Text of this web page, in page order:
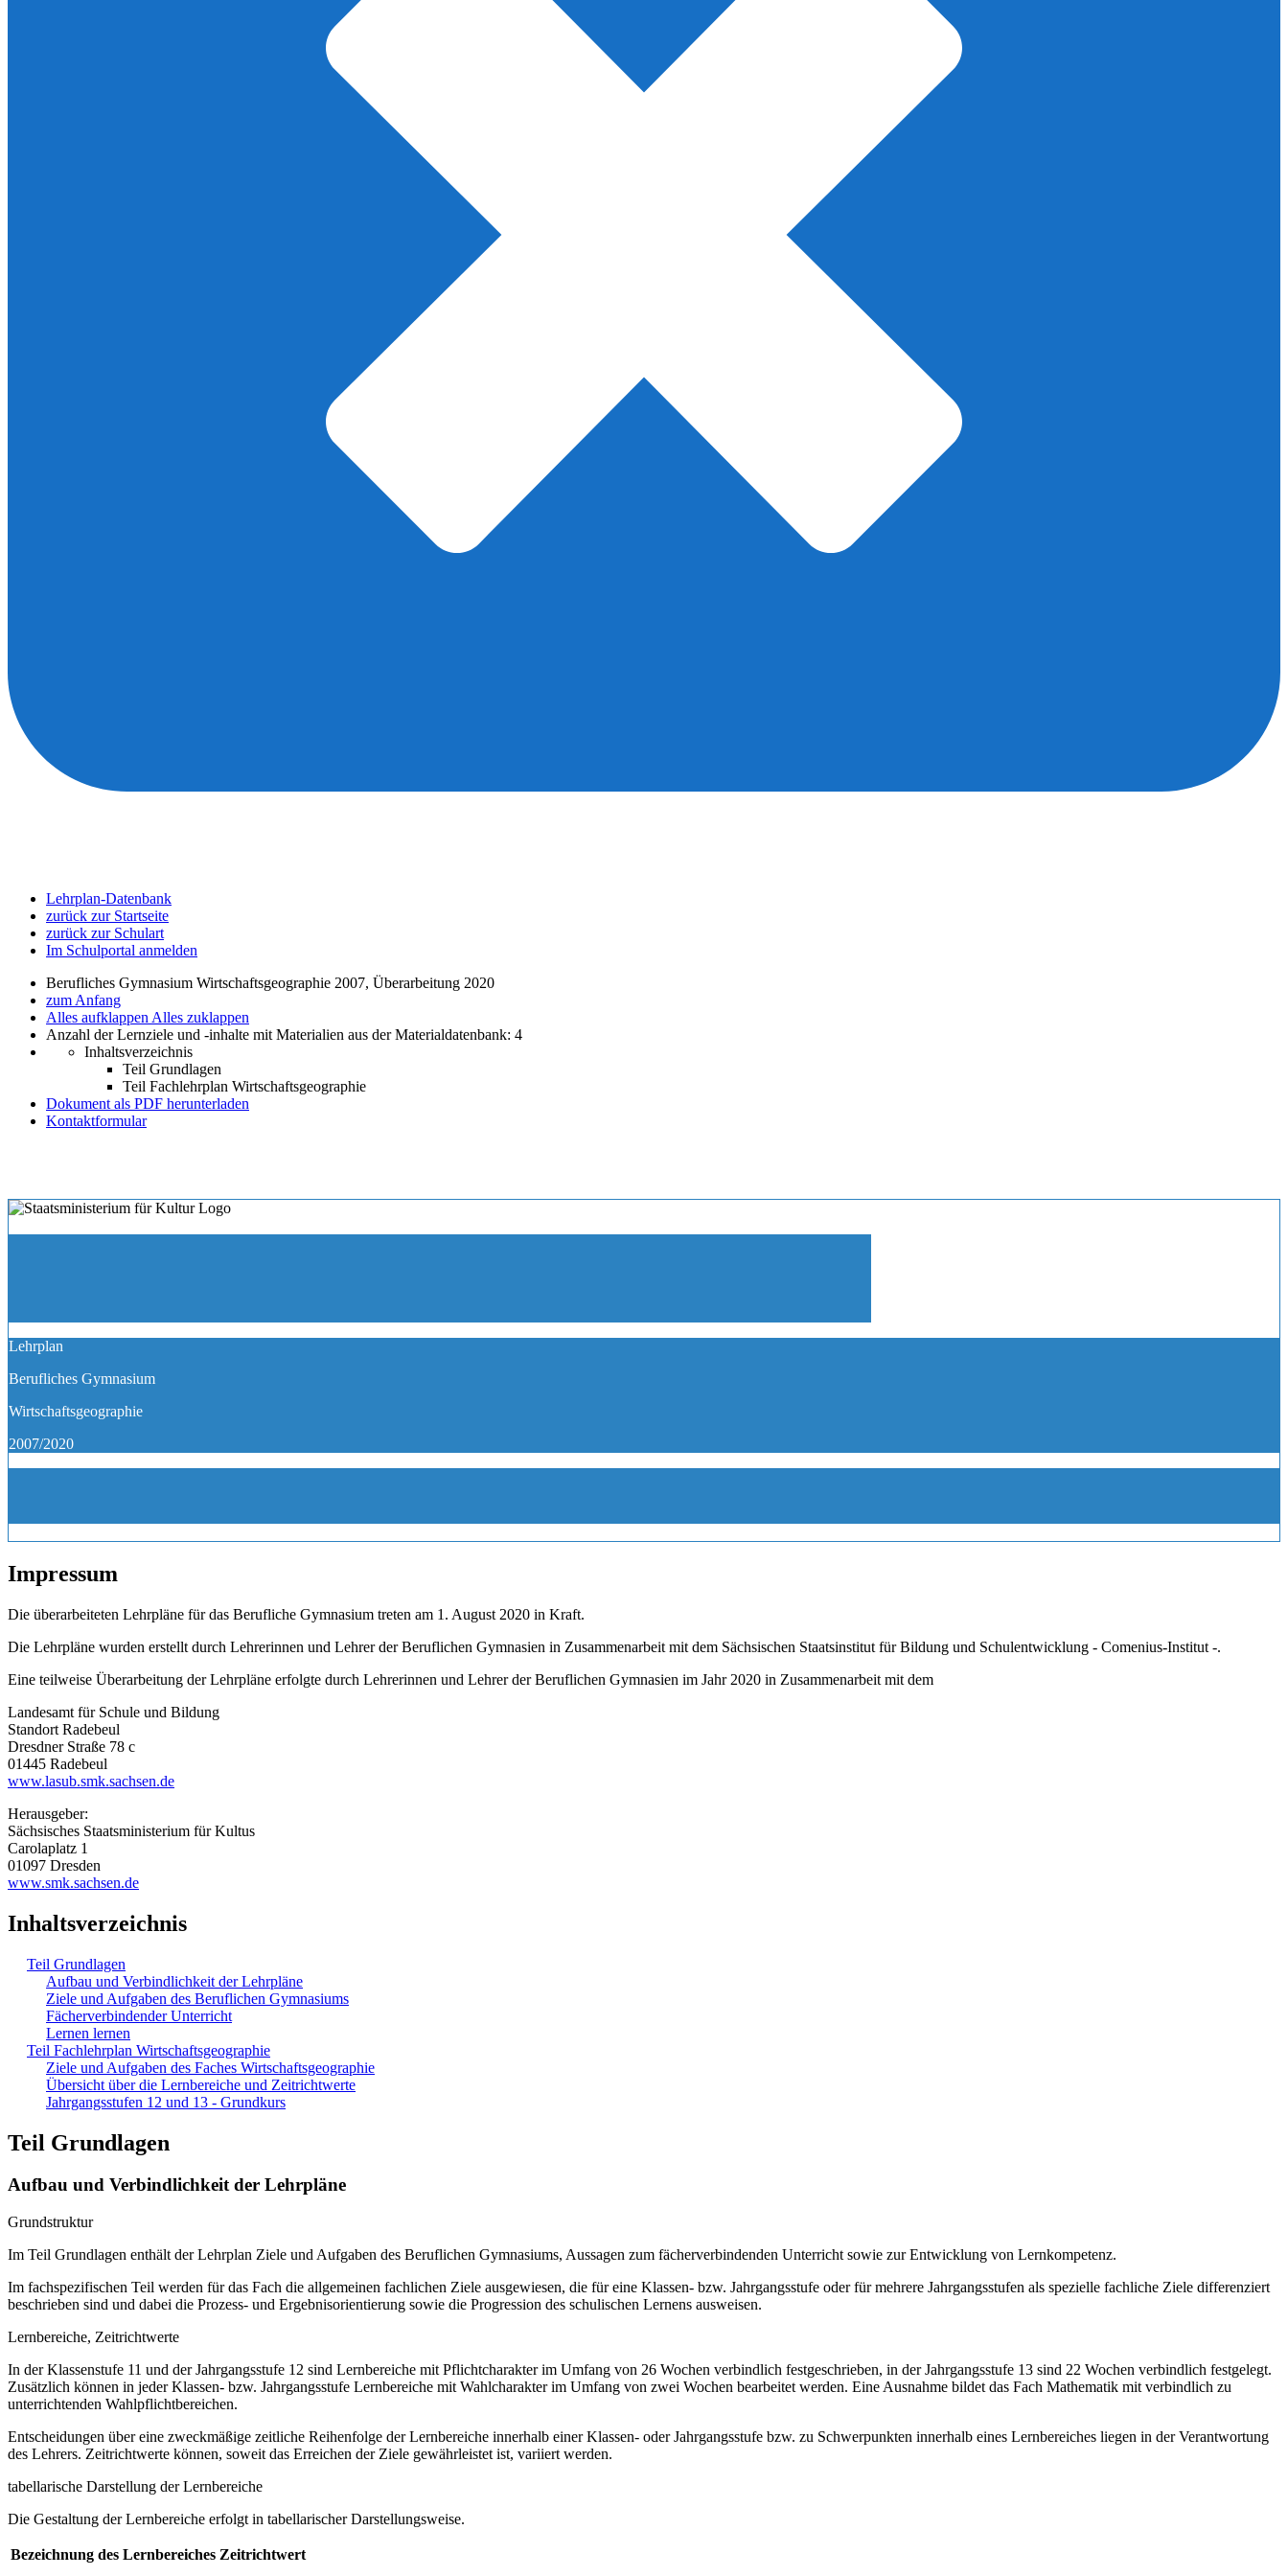
Lehrplan-Datenbank
zurück zur Startseite
zurück zur Schulart
Im Schulportal anmelden
Berufliches Gymnasium Wirtschaftsgeographie 2007, Überarbeitung 2020
zum Anfang
Alles aufklappen Alles zuklappen
Anzahl der Lernziele und -inhalte mit Materialien aus der Materialdatenbank: 4
Inhaltsverzeichnis
Teil Grundlagen
Teil Fachlehrplan Wirtschaftsgeographie
Dokument als PDF herunterladen
Kontaktformular
Lehrplan
Berufliches Gymnasium
Wirtschaftsgeographie
2007/2020
Impressum
Die überarbeiteten Lehrpläne für das Berufliche Gymnasium treten am 1. August 2020 in Kraft.
Die Lehrpläne wurden erstellt durch Lehrerinnen und Lehrer der Beruflichen Gymnasien in Zusammenarbeit mit dem Sächsischen Staatsinstitut für Bildung und Schulentwicklung - Comenius-Institut -.
Eine teilweise Überarbeitung der Lehrpläne erfolgte durch Lehrerinnen und Lehrer der Beruflichen Gymnasien im Jahr 2020 in Zusammenarbeit mit dem
Landesamt für Schule und Bildung
Standort Radebeul
Dresdner Straße 78 c
01445 Radebeul
www.lasub.smk.sachsen.de
Herausgeber:
Sächsisches Staatsministerium für Kultus
Carolaplatz 1
01097 Dresden
www.smk.sachsen.de
Inhaltsverzeichnis
Teil Grundlagen
Aufbau und Verbindlichkeit der Lehrpläne
Ziele und Aufgaben des Beruflichen Gymnasiums
Fächerverbindender Unterricht
Lernen lernen
Teil Fachlehrplan Wirtschaftsgeographie
Ziele und Aufgaben des Faches Wirtschaftsgeographie
Übersicht über die Lernbereiche und Zeitrichtwerte
Jahrgangsstufen 12 und 13 - Grundkurs
Teil Grundlagen
Aufbau und Verbindlichkeit der Lehrpläne
Grundstruktur
Im Teil Grundlagen enthält der Lehrplan Ziele und Aufgaben des Beruflichen Gymnasiums, Aussagen zum fächerverbindenden Unterricht sowie zur Entwicklung von Lernkompetenz.
Im fachspezifischen Teil werden für das Fach die allgemeinen fachlichen Ziele ausgewiesen, die für eine Klassen- bzw. Jahrgangsstufe oder für mehrere Jahrgangsstufen als spezielle fachliche Ziele differenziert
beschrieben sind und dabei die Prozess- und Ergebnisorientierung sowie die Progression des schulischen Lernens ausweisen.
Lernbereiche, Zeitrichtwerte
In der Klassenstufe 11 und der Jahrgangsstufe 12 sind Lernbereiche mit Pflichtcharakter im Umfang von 26 Wochen verbindlich festgeschrieben, in der Jahrgangsstufe 13 sind 22 Wochen verbindlich festgelegt.
Zusätzlich können in jeder Klassen- bzw. Jahrgangsstufe Lernbereiche mit Wahlcharakter im Umfang von zwei Wochen bearbeitet werden. Eine Ausnahme bildet das Fach Mathematik mit verbindlich zu
unterrichtenden Wahlpflichtbereichen.
Entscheidungen über eine zweckmäßige zeitliche Reihenfolge der Lernbereiche innerhalb einer Klassen- oder Jahrgangsstufe bzw. zu Schwerpunkten innerhalb eines Lernbereiches liegen in der Verantwortung
des Lehrers. Zeitrichtwerte können, soweit das Erreichen der Ziele gewährleistet ist, variiert werden.
tabellarische Darstellung der Lernbereiche
Die Gestaltung der Lernbereiche erfolgt in tabellarischer Darstellungsweise.
Bezeichnung des Lernbereiches Zeitrichtwert